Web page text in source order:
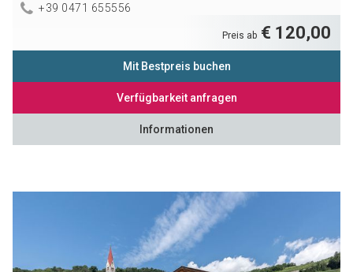
+39 0471 655556
Preis ab € 120,00
Mit Bestpreis buchen
Verfügbarkeit anfragen
Informationen